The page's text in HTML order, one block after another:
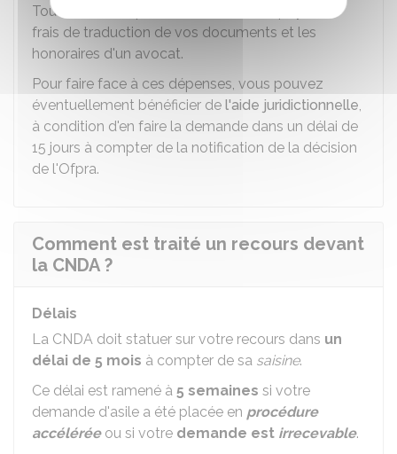
Toutefois, vous pouvez être amené à payer les
frais de traduction de vos documents et les
honoraires d'un avocat.
Pour faire face à ces dépenses, vous pouvez
éventuellement bénéficier de l'aide juridictionnelle,
à condition d'en faire la demande dans un délai de
15 jours à compter de la notification de la décision
de l'Ofpra.
Comment est traité un recours devant
la CNDA ?
Délais
La CNDA doit statuer sur votre recours dans un
délai de 5 mois à compter de sa saisine.
Ce délai est ramené à 5 semaines si votre
demande d'asile a été placée en procédure
accéléréeou si votre demande est irrecevable.